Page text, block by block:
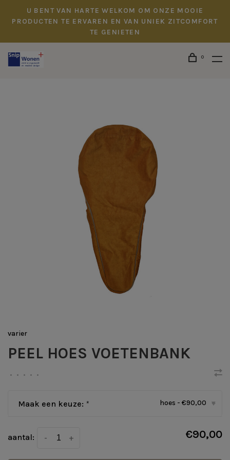
U BENT VAN HARTE WELKOM OM ONZE MOOIE
PRODUCTEN TE ERVAREN EN VAN UNIEK ZITCOMFORT
TE GENIETEN
0
varier
PEEL HOES VOETENBANK
• • • • •
Maak een keuze: * hoes - €90,00 ▾
aantal: +
- €90,00